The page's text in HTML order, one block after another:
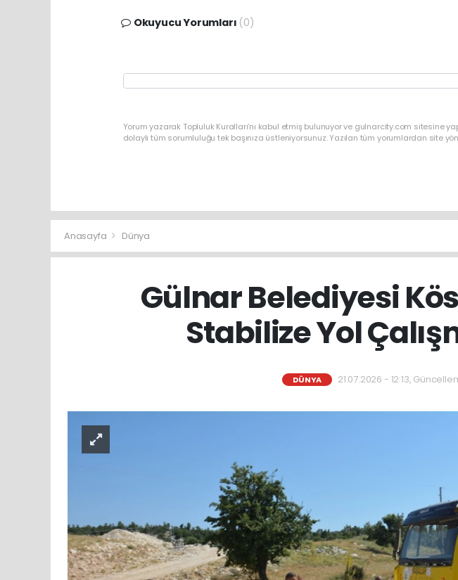
Okuyucu Yorumları (0)
Yorum yazarak Topluluk Kuralları’nı kabul etmiş bulunuyor ve gulnarcity.com sitesine
dolaylı tüm sorumluluğu tek başınıza üstleniyorsunuz. Yazılan tüm yorumlardan site
Anasayfa Dünya
Gülnar Belediyesi
Stabilize Yol
DÜNYA 21.07.2026 - 12:13,